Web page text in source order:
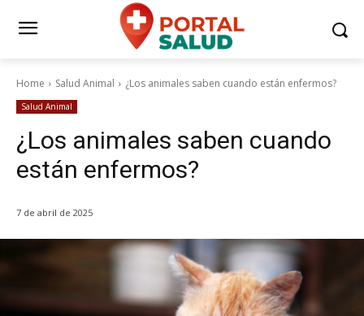
Home Salud Animal ¿Los animales saben cuando están enfermos?
Salud Animal
¿Los animales saben cuando
están enfermos?
7 de abril de 2025